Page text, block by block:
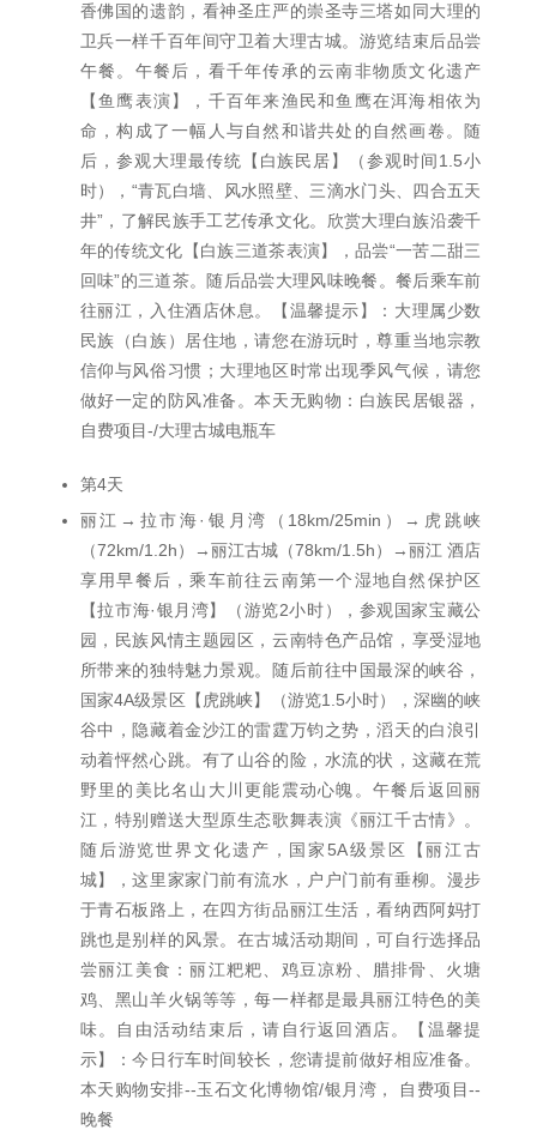
香佛国的遗韵，看神圣庄严的崇圣寺三塔如同大理的
卫兵一样千百年间守卫着大理古城。游览结束后品尝
午餐。午餐后，看千年传承的云南非物质文化遗产
【鱼鹰表演】，千百年来渔民和鱼鹰在洱海相依为
命，构成了一幅人与自然和谐共处的自然画卷。随
后，参观大理最传统【白族民居】（参观时间1.5小
时），“青瓦白墙、风水照壁、三滴水门头、四合五天
井”，了解民族手工艺传承文化。欣赏大理白族沿袭千
年的传统文化【白族三道茶表演】，品尝“一苦二甜三
回味”的三道茶。随后品尝大理风味晚餐。餐后乘车前
往丽江，入住酒店休息。【温馨提示】：大理属少数
民族（白族）居住地，请您在游玩时，尊重当地宗教
信仰与风俗习惯；大理地区时常出现季风气候，请您
做好一定的防风准备。本天无购物：白族民居银器，
自费项目-/大理古城电瓶车
第4天
丽江→拉市海·银月湾（18km/25min）→虎跳峡
（72km/1.2h）→丽江古城（78km/1.5h）→丽江 酒店
享用早餐后，乘车前往云南第一个湿地自然保护区
【拉市海·银月湾】（游览2小时），参观国家宝藏公
园，民族风情主题园区，云南特色产品馆，享受湿地
所带来的独特魅力景观。随后前往中国最深的峡谷，
国家4A级景区【虎跳峡】（游览1.5小时），深幽的峡
谷中，隐藏着金沙江的雷霆万钧之势，滔天的白浪引
动着怦然心跳。有了山谷的险，水流的状，这藏在荒
野里的美比名山大川更能震动心魄。午餐后返回丽
江，特别赠送大型原生态歌舞表演《丽江千古情》。
随后游览世界文化遗产，国家5A级景区【丽江古
城】，这里家家门前有流水，户户门前有垂柳。漫步
于青石板路上，在四方街品丽江生活，看纳西阿妈打
跳也是别样的风景。在古城活动期间，可自行选择品
尝丽江美食：丽江粑粑、鸡豆凉粉、腊排骨、火塘
鸡、黑山羊火锅等等，每一样都是最具丽江特色的美
味。自由活动结束后，请自行返回酒店。【温馨提
示】：今日行车时间较长，您请提前做好相应准备。
本天购物安排--玉石文化博物馆/银月湾， 自费项目--
晚餐